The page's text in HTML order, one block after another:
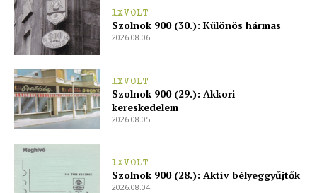
1XVOLT
Szolnok 900 (30.): Különös hármas
2026.08.06.
1XVOLT
Szolnok 900 (29.): Akkori
kereskedelem
2026.08.05.
1XVOLT
Szolnok 900 (28.): Aktív bélyeggyűjtők
2026.08.04.